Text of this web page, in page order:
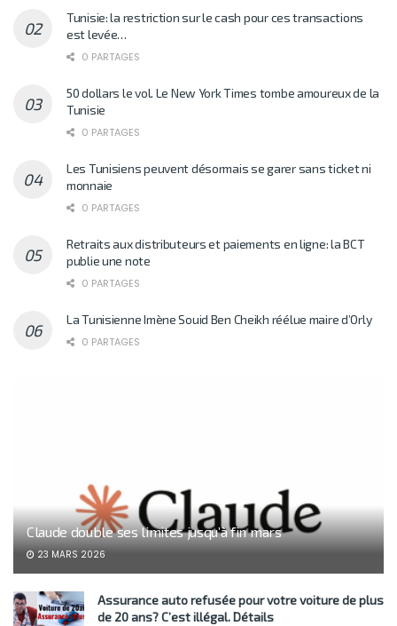
Tunisie: la restriction sur le cash pour ces transactions
est levée…
0 PARTAGES
50 dollars le vol. Le New York Times tombe amoureux de la
Tunisie
0 PARTAGES
Les Tunisiens peuvent désormais se garer sans ticket ni
monnaie
0 PARTAGES
Retraits aux distributeurs et paiements en ligne: la BCT
publie une note
0 PARTAGES
La Tunisienne Imène Souid Ben Cheikh réélue maire d’Orly
0 PARTAGES
Claude double ses limites jusqu’à fin mars
23 MARS 2026
Assurance auto refusée pour votre voiture de plus
de 20 ans? C’est illégal. Détails